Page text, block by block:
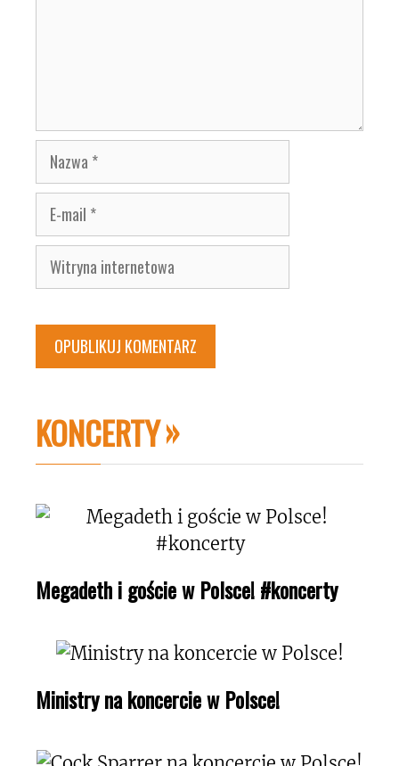
Nazwa
E-
mail
Witryna
internetowa
KONCERTY
Megadeth i goście w Polsce! #koncerty
Ministry na koncercie w Polsce!